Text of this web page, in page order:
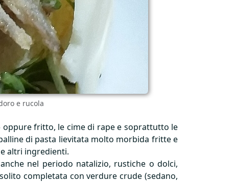
e rucola
oppure fritto, le cime di rape e soprattutto le
di pasta lievitata molto morbida fritte e
altri ingredienti.
nel periodo natalizio, rustiche o dolci,
completata con verdure crude (sedano,